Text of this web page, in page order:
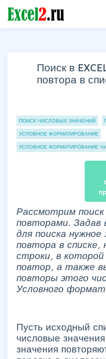
Поиск в
повтора в
Группы статей
ПОИСК ЧИСЛОВЫХ ЗНАЧЕНИЙ
УСЛОВНОЕ ФОРМАТИРОВАНИЕ
УСЛОВНОЕ ФОРМАТИРОВАНИЕ
Рассмотрим поиск
повторами. Задав
для поиска нужное
повтора в списке,
строки, в
повтор, а также
повторы этого
Условного
Пусть исходный
числовые
значения